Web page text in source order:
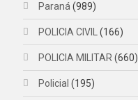
Paraná (989)
POLICIA CIVIL (166)
POLICIA MILITAR (660)
Policial (195)